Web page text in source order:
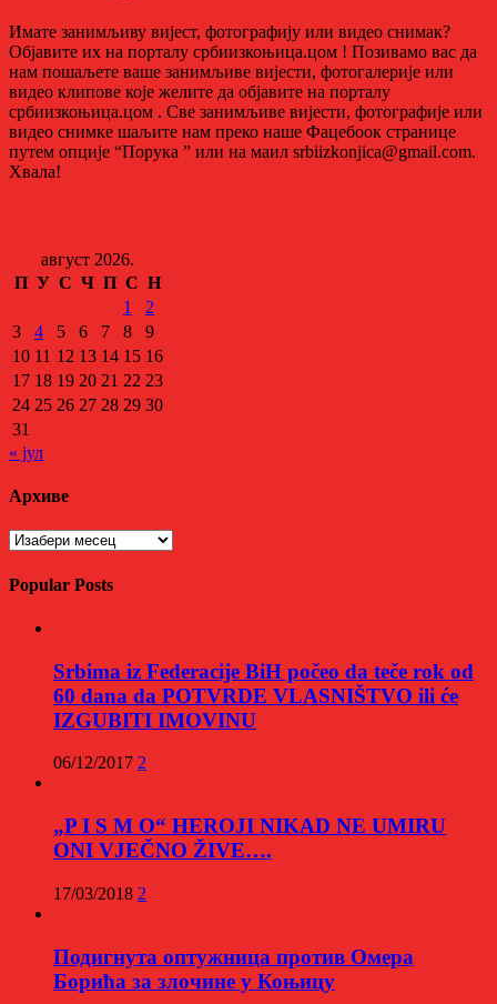
Имате занимљиву вијест, фотографију или видео снимак?
Објавите их на порталу србиизкоњица.цом ! Позивамо вас да
нам пошаљете ваше занимљиве вијести, фотогалерије или
видео клипове које желите да објавите на порталу
србиизкоњица.цом . Све занимљиве вијести, фотографије или
видео снимке шаљите нам преко наше Фацебоок странице
путем опције “Порука ” или на маил srbiizkonjica@gmail.com.
Хвала!
август 2026.
П У С Ч П С Н
1
2
3
4 5 6 7 8
9
10 11 12 13 14 15 16
17 18 19 20 21 22 23
24 25 26 27 28 29 30
31
« јул
Архиве
Архиве
Popular Posts
Srbima iz Federacije BiH počeo da teče rok od
60 dana da POTVRDE VLASNIŠTVO ili će
IZGUBITI IMOVINU
06/12/2017 2
„P I S M O“ HEROJI NIKAD NE UMIRU
ONI VJEČNO ŽIVE….
17/03/2018 2
Подигнута оптужница против Омера
Борића за злочине у Коњицу